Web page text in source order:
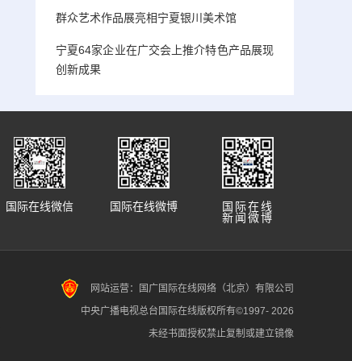
群众艺术作品展亮相宁夏银川美术馆
宁夏64家企业在广交会上推介特色产品展现
创新成果
国际在线
新闻微博
国际在线微博
国际在线微信
网站运营：国广国际在线网络（北京）有限公司
中央广播电视总台国际在线版权所有©1997- 2026
未经书面授权禁止复制或建立镜像